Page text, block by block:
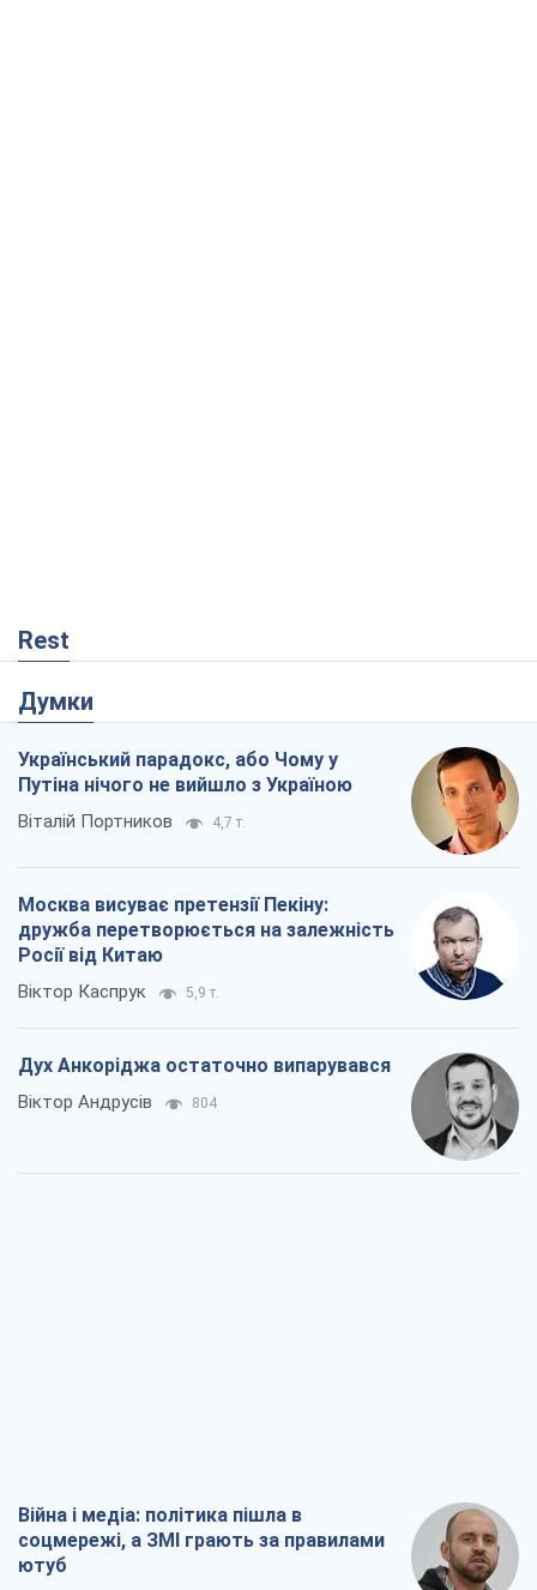
Rest
Думки
Український парадокс, або Чому у
Путіна нічого не вийшло з Україною
Віталій Портников 4,7 т.
Москва висуває претензії Пекіну:
дружба перетворюється на залежність
Росії від Китаю
Віктор Каспрук 5,9 т.
Дух Анкоріджа остаточно випарувався
Віктор Андрусів 804
Війна і медіа: політика пішла в
соцмережі, а ЗМІ грають за правилами
ютуб